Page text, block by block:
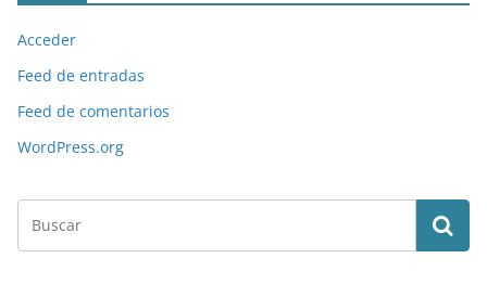
Acceder
Feed de entradas
Feed de comentarios
WordPress.org